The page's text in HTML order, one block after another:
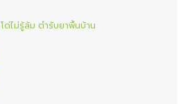
โด่ไม่รู้ล้ม ตำรับยาพื้นบ้าน